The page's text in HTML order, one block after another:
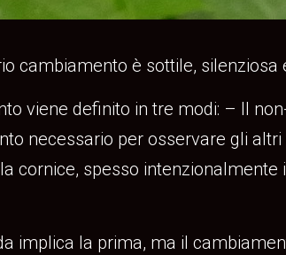
cambiamento è sottile, silenziosa
viene definito in tre modi: – Il
necessario per osservare gli altri
cornice, spesso
implica la prima, ma il